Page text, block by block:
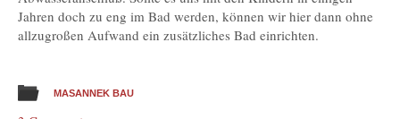
Jahren doch zu eng im Bad werden, können wir hier dann ohne
allzugroßen Aufwand ein zusätzliches Bad einrichten.
MASANNEK BAU